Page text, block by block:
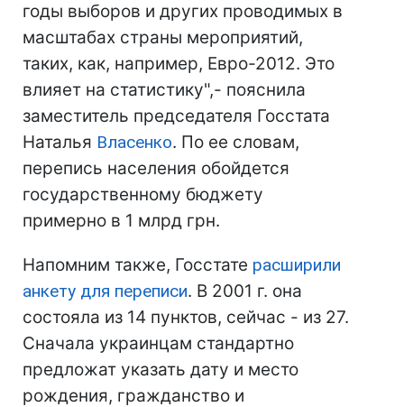
годы выборов и других проводимых в
масштабах страны мероприятий,
таких, как, например, Евро-2012. Это
влияет на статистику",- пояснила
заместитель председателя Госстата
Наталья Власенко. По ее словам,
перепись населения обойдется
государственному бюджету
примерно в 1 млрд грн.
Напомним также, Госстате расширили
анкету для переписи. В 2001 г. она
состояла из 14 пунктов, сейчас - из 27.
Сначала украинцам стандартно
предложат указать дату и место
рождения, гражданство и